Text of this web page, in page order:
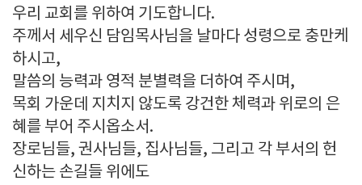
우리 교회를 위하여 기도합니다.
주께서 세우신 담임목사님을 날마다 성령으로 충만케
하시고,
말씀의 능력과 영적 분별력을 더하여 주시며,
목회 가운데 지치지 않도록 강건한 체력과 위로의 은
혜를 부어 주시옵소서.
장로님들, 권사님들, 집사님들, 그리고 각 부서의 헌
신하는 손길들 위에도